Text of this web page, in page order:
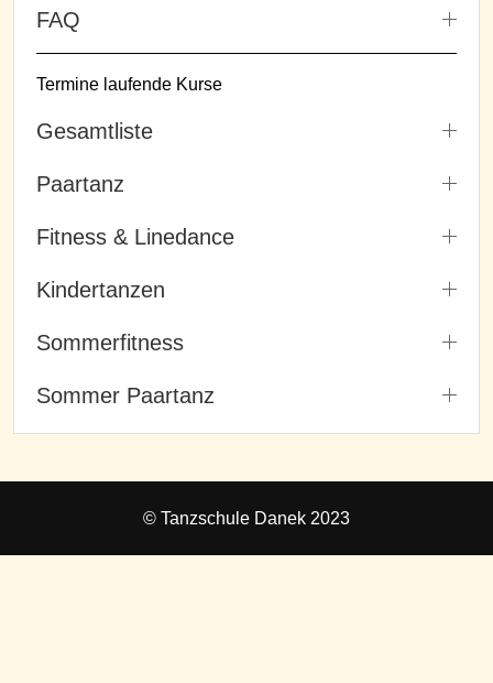
FAQ
Termine laufende Kurse
Gesamtliste
Paartanz
Fitness & Linedance
Kindertanzen
Sommerfitness
Sommer Paartanz
© Tanzschule Danek 2023